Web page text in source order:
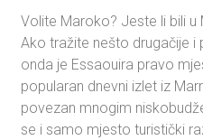
Volite Maroko? Jeste li bili u
Ako tražite nešto drugačije i
onda je Essaouira pravo
popularan dnevni izlet iz
povezan mnogim
se i samo mjesto turistički